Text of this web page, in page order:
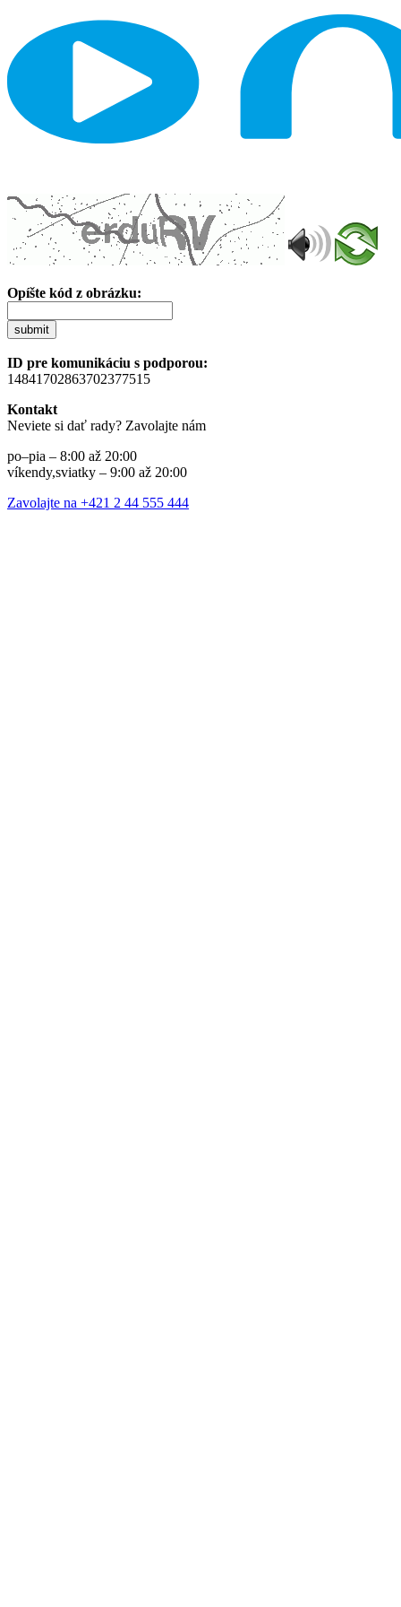
Opíšte kód z obrázku:
submit
ID pre komunikáciu s podporou:
14841702863702377515
Kontakt
Neviete si dať rady? Zavolajte nám
po–pia – 8:00 až 20:00
víkendy,sviatky – 9:00 až 20:00
Zavolajte na +421 2 44 555 444